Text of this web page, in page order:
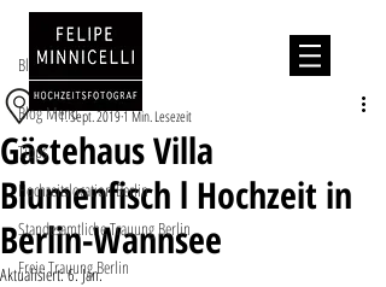
Beitrag
Blog Menu
Tipps
Hochzeitslocation Berlin
Standesamtliche Trauung Berlin
Freie Trauung Berlin
Blog Menu
Gästehaus Villa
Blumenfisch l Hochzeit in
Berlin-Wannsee
Hochzeitslocation
11. Sept. 20191 Min. Lesezeit
Aktualisiert:6. Jan.